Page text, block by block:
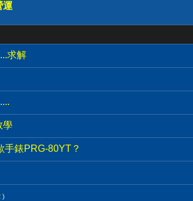
運
求解
學
手錶PRG-80YT？
)